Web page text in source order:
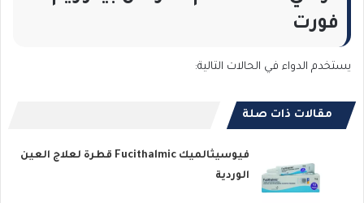
فورت
يستخدم الدواء في الحالات التالية:
مقالات ذات صلة
فيوسيثالميك Fucithalmic قطرة لعلاج العين
الوردية